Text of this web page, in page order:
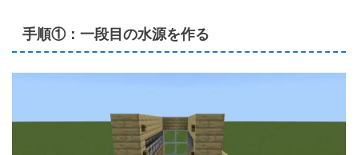
手順①：一段目の水源を作る